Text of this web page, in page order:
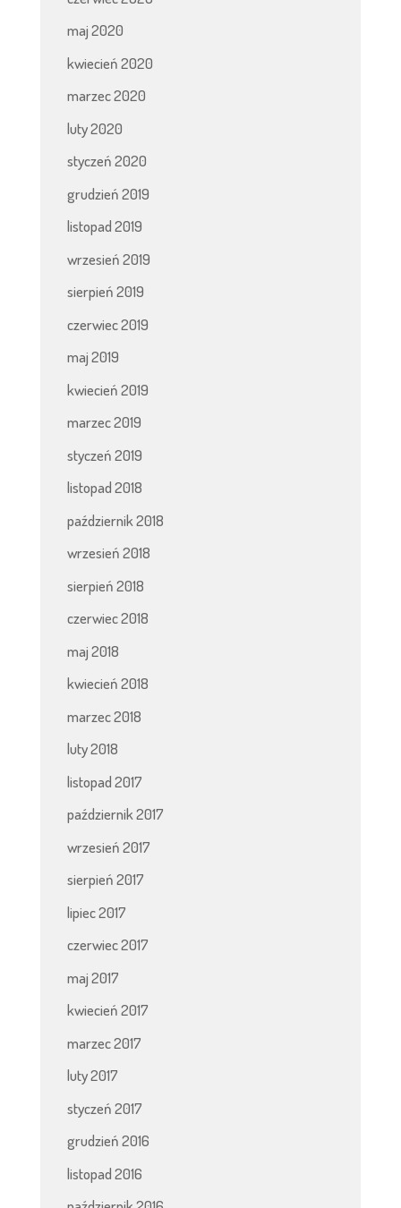
maj 2020
kwiecień 2020
marzec 2020
luty 2020
styczeń 2020
grudzień 2019
listopad 2019
wrzesień 2019
sierpień 2019
czerwiec 2019
maj 2019
kwiecień 2019
marzec 2019
styczeń 2019
listopad 2018
październik 2018
wrzesień 2018
sierpień 2018
czerwiec 2018
maj 2018
kwiecień 2018
marzec 2018
luty 2018
listopad 2017
październik 2017
wrzesień 2017
sierpień 2017
lipiec 2017
czerwiec 2017
maj 2017
kwiecień 2017
marzec 2017
luty 2017
styczeń 2017
grudzień 2016
listopad 2016